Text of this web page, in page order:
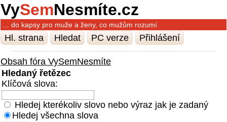
VySemNesmíte.cz
… do kapsy pro muže a ženy, co mužům rozumí
Hl. strana Hledat PC verze Přihlášení
Obsah fóra VySemNesmíte
Hledaný řetězec
Klíčová slova:
Hledej kterékoliv slovo nebo výraz jak je zadaný
Hledej všechna slova